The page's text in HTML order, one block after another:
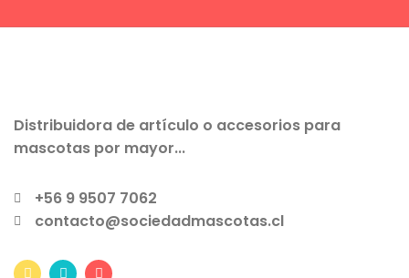
Distribuidora de artículo o accesorios para
mascotas por mayor...
+56 9 9507 7062
contacto@sociedadmascotas.cl